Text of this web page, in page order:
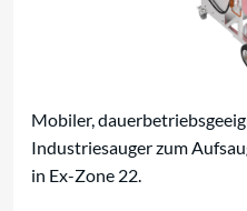
Mobiler,
Industriesauger zum
in Ex-Zone 22.